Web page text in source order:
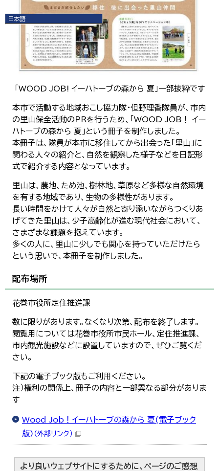
日本語
English
简体中文
繁體中文
「WOOD JOB! イーハトーブの森から 夏」一部抜粋です
本市で活動する地域おこし協力隊・但野理香隊員が、市内
の里山保全活動のPRを行うため、「WOOD JOB！ イー
ハトーブの森から 夏」という冊子を制作しました。
本冊子は、隊員が本市に移住してから出会った「里山」に
関わる人々の紹介と、自然を観察した様子などを日記形
式で紹介する内容となっています。
里山は、農地、ため池、樹林地、草原など多様な自然環境
を有する地域であり、生物の多様性があります。
長い時間をかけて人々が自然と寄り添いながらつくりあ
げてきた里山は、少子高齢化が進む現代社会において、
さまざまな課題を抱えています。
多くの人に、里山に少しでも関心を持っていただけたら
という思いで、本冊子を制作しました。
配布場所
花巻市役所定住推進課
数に限りがあります。なくなり次第、配布を終了します。
閲覧用については花巻市役所市民ホール、定住推進課、
市内観光施設などに設置していますので、ぜひご覧くだ
さい。
下記の電子ブック版もご利用ください。
注）権利の関係上、冊子の内容と一部異なる部分がありま
す
Wood Job！イーハトーブの森から 夏(電子ブック
版) （外部リンク）
より良いウェブサイトにするために、ページのご感想